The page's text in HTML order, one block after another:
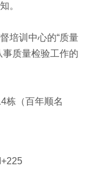
。
培训中心的“质量
事质量检验工作的
栋（百年顺名